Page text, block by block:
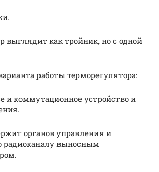
выглядит как тройник, но с одной
работы терморегулятора:
и коммутационное устройство и
органов управления и
радиоканалу выносным